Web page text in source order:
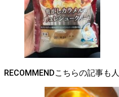
RECOMMEND